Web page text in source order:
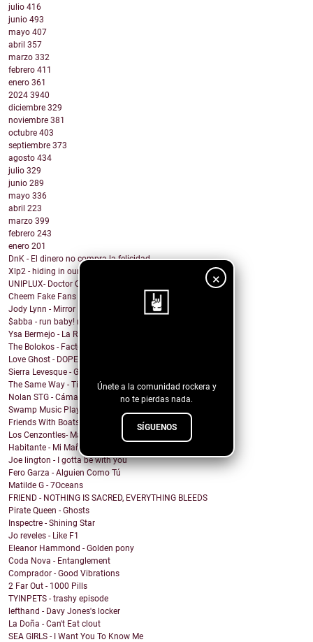
×
Únete a la comunidad rockera y
no te pierdas nada.
SÍGUENOS
julio 416
junio 493
mayo 407
abril 357
marzo 332
febrero 411
enero 361
2024 3940
diciembre 329
noviembre 381
octubre 403
septiembre 373
agosto 434
julio 329
junio 289
mayo 336
abril 223
marzo 399
febrero 243
enero 201
DnK - El dinero no compra la felicidad
Xlp2 - hiding in our heart
UNIPLUX- Doctor Carlitos
Cheem Fake Fans
Jody Lynn - Mirror Mirror
$abba - run baby! run baby!
Ysa Bermejo - La Razón
The Bolokos - Factory
Love Ghost - DOPEMAN
Sierra Levesque - GET OFF MY STAGE
The Same Way - Time On Loan
Nolan STG - Cámara Lenta
Swamp Music Players - Free Color TV
Friends With Boats - The Point
Los Cenzontles- Matanga
Habitante - Mi Mañana
Joe lington - I gotta be with you
Fero Garza - Alguien Como Tú
Matilde G - 7Oceans
FRIEND - NOTHING IS SACRED, EVERYTHING BLEEDS
Pirate Queen - Ghosts
Inspectre - Shining Star
Jo reveles - Like F1
Eleanor Hammond - Golden pony
Coda Nova - Entanglement
Comprador - Good Vibrations
2 Far Out - 1000 Pills
TYINPETS - trashy episode
lefthand - Davy Jones's locker
La Doña - Can't Eat clout
SEA GIRLS - I Want You To Know Me